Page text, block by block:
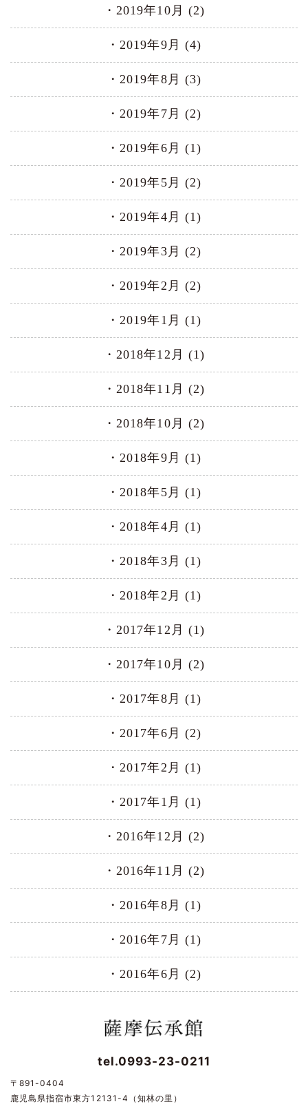
2019年10月 (2)
2019年9月 (4)
2019年8月 (3)
2019年7月 (2)
2019年6月 (1)
2019年5月 (2)
2019年4月 (1)
2019年3月 (2)
2019年2月 (2)
2019年1月 (1)
2018年12月 (1)
2018年11月 (2)
2018年10月 (2)
2018年9月 (1)
2018年5月 (1)
2018年4月 (1)
2018年3月 (1)
2018年2月 (1)
2017年12月 (1)
2017年10月 (2)
2017年8月 (1)
2017年6月 (2)
2017年2月 (1)
2017年1月 (1)
2016年12月 (2)
2016年11月 (2)
2016年8月 (1)
2016年7月 (1)
2016年6月 (2)
tel.0993-23-0211
〒891-0404
鹿児島県指宿市東方12131-4（知林の里）